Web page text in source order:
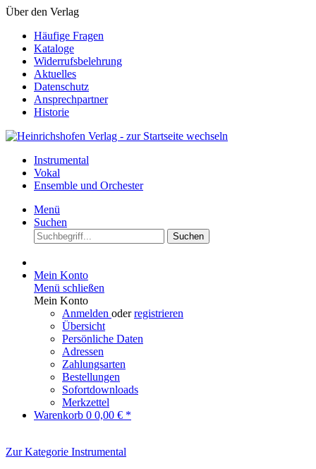
Über den Verlag
Häufige Fragen
Kataloge
Widerrufsbelehrung
Aktuelles
Datenschutz
Ansprechpartner
Historie
Instrumental
Vokal
Ensemble und Orchester
Menü
Suchen
Suchen
Mein Konto
Menü schließen
Mein Konto
Anmelden oderregistrieren
Übersicht
Persönliche Daten
Adressen
Zahlungsarten
Bestellungen
Sofortdownloads
Merkzettel
Warenkorb 0 0,00 € *
Zur Kategorie Instrumental